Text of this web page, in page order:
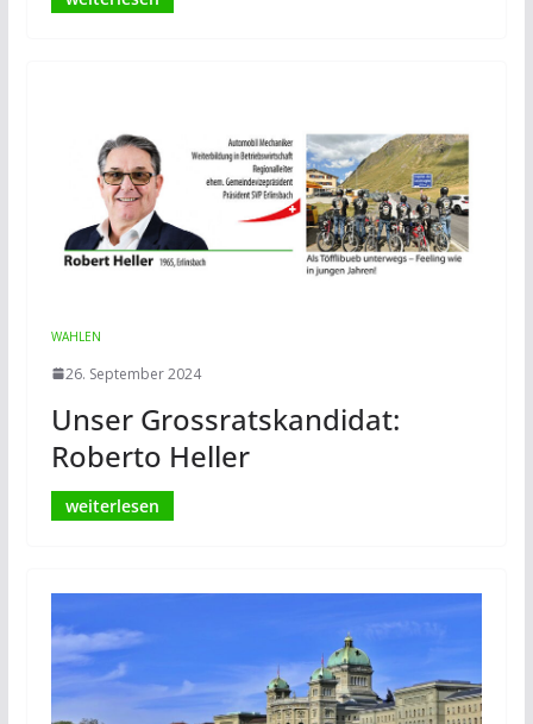
WAHLEN
26. September 2024
Unser Grossratskandidat:
Roberto Heller